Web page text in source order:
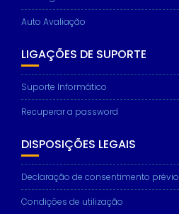
Auto Avaliação
LIGAÇÕES DE SUPORTE
Suporte Informático
Recuperar a password
DISPOSIÇÕES LEGAIS
Declaração de consentimento prévio
Condições de utilização